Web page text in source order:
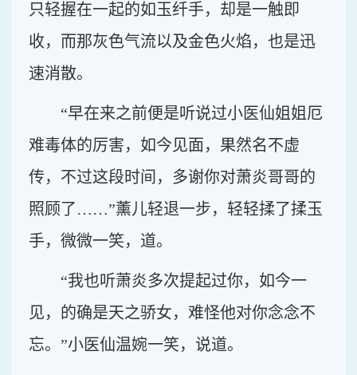
只轻握在一起的如玉纤手，却是一触即
收，而那灰色气流以及金色火焰，也是迅
速消散。
“早在来之前便是听说过小医仙姐姐厄
难毒体的厉害，如今见面，果然名不虚
传，不过这段时间，多谢你对萧炎哥哥的
照顾了……”薰儿轻退一步，轻轻揉了揉玉
手，微微一笑，道。
“我也听萧炎多次提起过你，如今一
见，的确是天之骄女，难怪他对你念念不
忘。”小医仙温婉一笑，说道。